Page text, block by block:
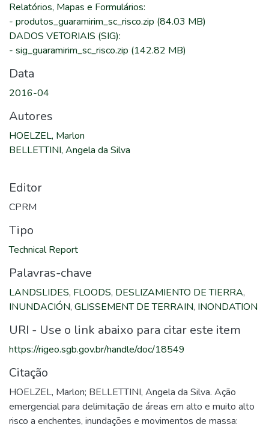
Relatórios, Mapas e Formulários:
- produtos_guaramirim_sc_risco.zip (84.03 MB)
DADOS VETORIAIS (SIG):
- sig_guaramirim_sc_risco.zip (142.82 MB)
Data
2016-04
Autores
HOELZEL, Marlon
BELLETTINI, Angela da Silva
Editor
CPRM
Tipo
Technical Report
Palavras-chave
LANDSLIDES, FLOODS, DESLIZAMIENTO DE TIERRA,
INUNDACIÓN, GLISSEMENT DE TERRAIN, INONDATION
URI - Use o link abaixo para citar este item
https://rigeo.sgb.gov.br/handle/doc/18549
Citação
HOELZEL, Marlon; BELLETTINI, Angela da Silva. Ação
emergencial para delimitação de áreas em alto e muito alto
risco a enchentes, inundações e movimentos de massa: